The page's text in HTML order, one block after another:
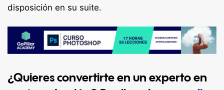
disposición en su suite.
¿Quieres convertirte en un experto en